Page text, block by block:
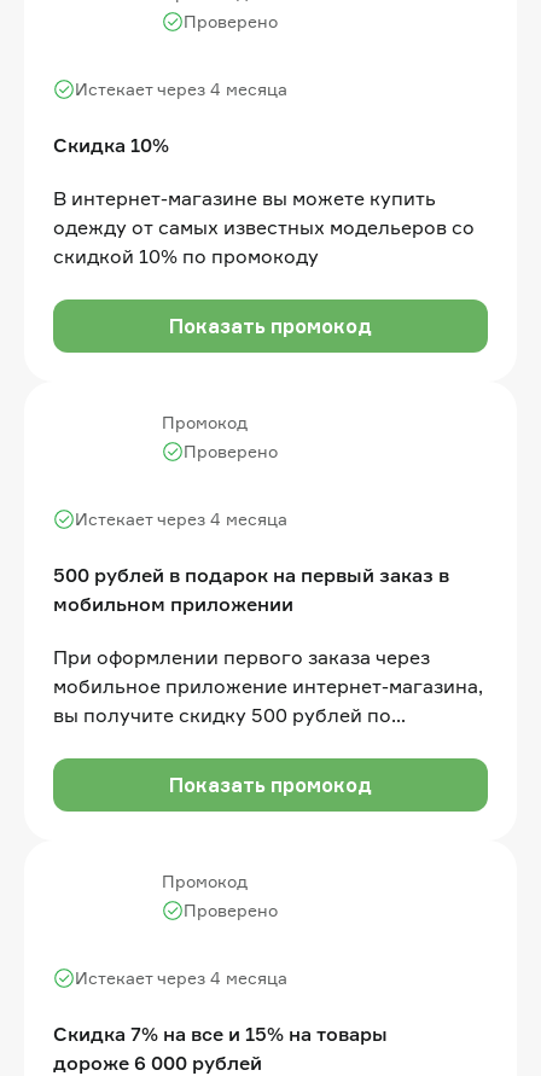
Скидка 10%
Истекает через 4 месяца
Проверено
В интернет-магазине вы можете купить
одежду от самых известных модельеров со
скидкой 10% по промокоду
Показать промокод
Промокод
500 рублей в подарок на первый заказ в
мобильном приложении
Истекает через 4 месяца
Проверено
При оформлении первого заказа через
мобильное приложение интернет-магазина,
вы получите скидку 500 рублей по
рублей
Показать промокод
Промокод
Скидка 7% на все и 15% на товары
дороже 6 000 рублей
Истекает через 4 месяца
Проверено